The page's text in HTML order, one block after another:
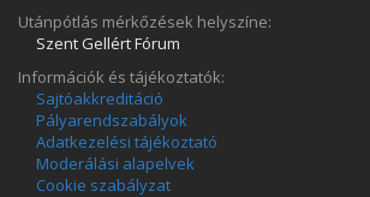
Utánpótlás mérkőzések helyszíne:
Szent Gellért Fórum
Információk és tájékoztatók:
Sajtóakkreditáció
Pályarendszabályok
Adatkezelési tájékoztató
Moderálási alapelvek
Cookie szabályzat